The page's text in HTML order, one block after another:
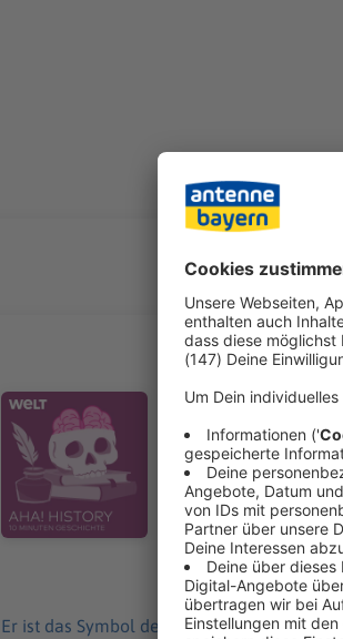
Audiotitel - Wie wurde der Kreml zu
Wie wurde der
Er ist das Symbol
Kreml“ eigentlich
darum dreht sich
nicht einfach kaufen kann: Die Birkin Bag. "Aha!
Podcast von WELT. Immer
history@welt.de. Produktion: Marvin Schwarz Host/Redaktion: Wim Orth Redaktion: Imke Rabiega
Impressum: https://
https://www.welt.de/
06.01.2025 01:30 /
Er ist das Symbol des russischen